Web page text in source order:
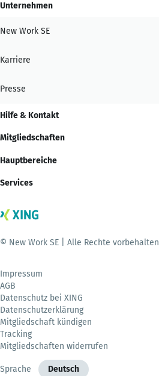
Unternehmen
New Work SE
Karriere
Presse
Hilfe & Kontakt
Mitgliedschaften
Hauptbereiche
Services
© New Work SE | Alle Rechte vorbehalten
Impressum
AGB
Datenschutz bei XING
Datenschutzerklärung
Mitgliedschaft kündigen
Tracking
Mitgliedschaften widerrufen
Sprache Deutsch